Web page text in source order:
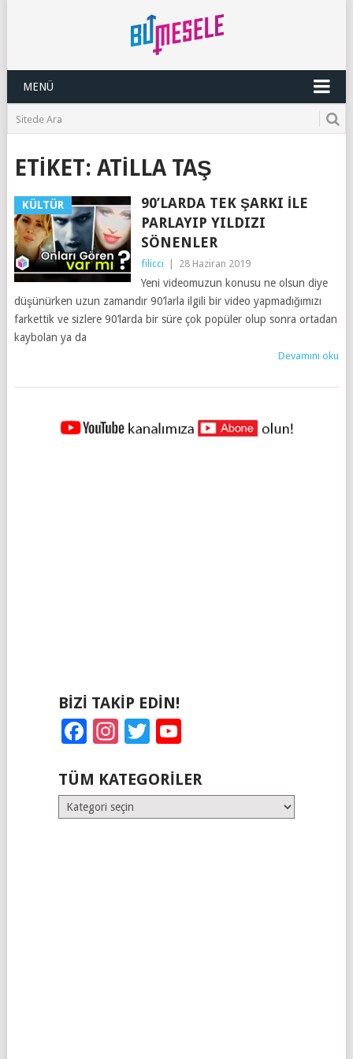
MENÜ
ETIKET: ATILLA TAŞ
KÜLTÜR
90’LARDA TEK ŞARKI ILE
PARLAYIP YILDIZI
SÖNENLER
filicci 28 Haziran 2019
Yeni videomuzun konusu ne olsun diye
düşünürken uzun zamandır 90’larla ilgili bir video yapmadığımızı
farkettik ve sizlere 90’larda bir süre çok popüler olup sonra ortadan
kaybolan ya da
Devamını oku
YAZILAR
BIZI TAKIP EDIN!
Facebook
Instagram
Twitter
TÜM KATEGORILER
Tüm
Kategoriler